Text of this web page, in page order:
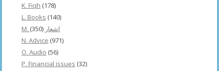
K. Fiqh (178)
L. Books (140)
M. اشعار (350)
N. Advice (971)
O. Audio (56)
P. Financial issues (32)